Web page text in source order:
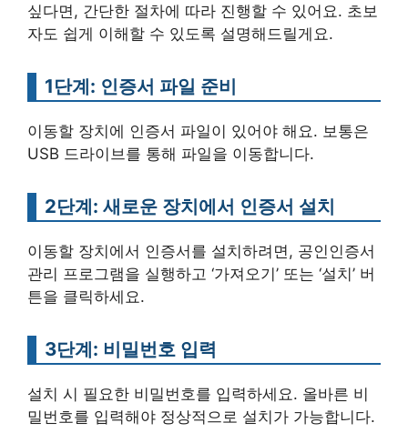
싶다면, 간단한 절차에 따라 진행할 수 있어요. 초보
자도 쉽게 이해할 수 있도록 설명해드릴게요.
1단계: 인증서 파일 준비
이동할 장치에 인증서 파일이 있어야 해요. 보통은
USB 드라이브를 통해 파일을 이동합니다.
2단계: 새로운 장치에서 인증서 설치
이동할 장치에서 인증서를 설치하려면, 공인인증서
관리 프로그램을 실행하고 ‘가져오기’ 또는 ‘설치’ 버
튼을 클릭하세요.
3단계: 비밀번호 입력
설치 시 필요한 비밀번호를 입력하세요. 올바른 비
밀번호를 입력해야 정상적으로 설치가 가능합니다.